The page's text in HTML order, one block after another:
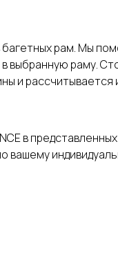
багетных рам. Мы
выбранную раму.
и рассчитывается
в
вашему